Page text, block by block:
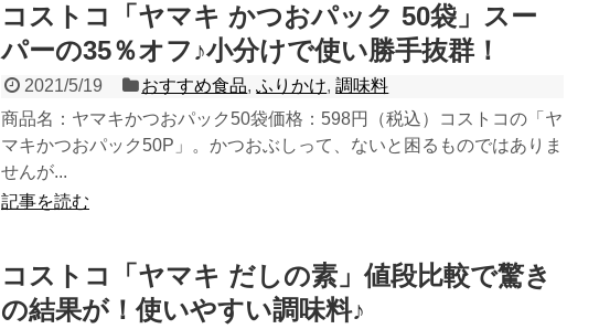
コストコ「ヤマキ かつおパック 50袋」スー
パーの35％オフ♪小分けで使い勝手抜群！
2021/5/19 おすすめ食品,ふりかけ,調味料
商品名：ヤマキかつおパック50袋価格：598円（税込）コストコの「ヤ
マキかつおパック50P」。かつおぶしって、ないと困るものではありま
せんが...
記事を読む
コストコ「ヤマキ だしの素」値段比較で驚き
の結果が！使いやすい調味料♪